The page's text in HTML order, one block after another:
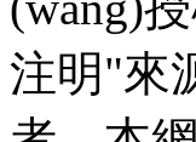
注明"來